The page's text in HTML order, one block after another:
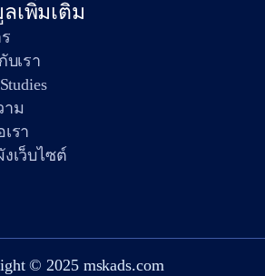
เพิ่มเติม
บเรา
ม
รา
เว็บไซต์
© 2025 mskads.com